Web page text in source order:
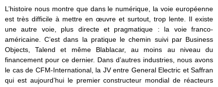
L’histoire nous montre que dans le numérique, la voie européenne
est très difficile à mettre en œuvre et surtout, trop lente. Il existe
une autre voie, plus directe et pragmatique : la voie franco-
américaine. C’est dans la pratique le chemin suivi par Business
Objects, Talend et même Blablacar, au moins au niveau du
financement pour ce dernier. Dans d’autres industries, nous avons
le cas de CFM-International, la JV entre General Electric et Saffran
qui est aujourd’hui le premier constructeur mondial de réacteurs